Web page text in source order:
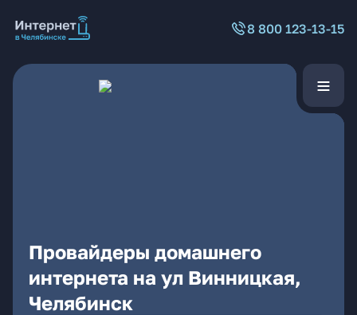
8 800 123-13-15
Провайдеры домашнего
интернета на ул Винницкая,
Челябинск